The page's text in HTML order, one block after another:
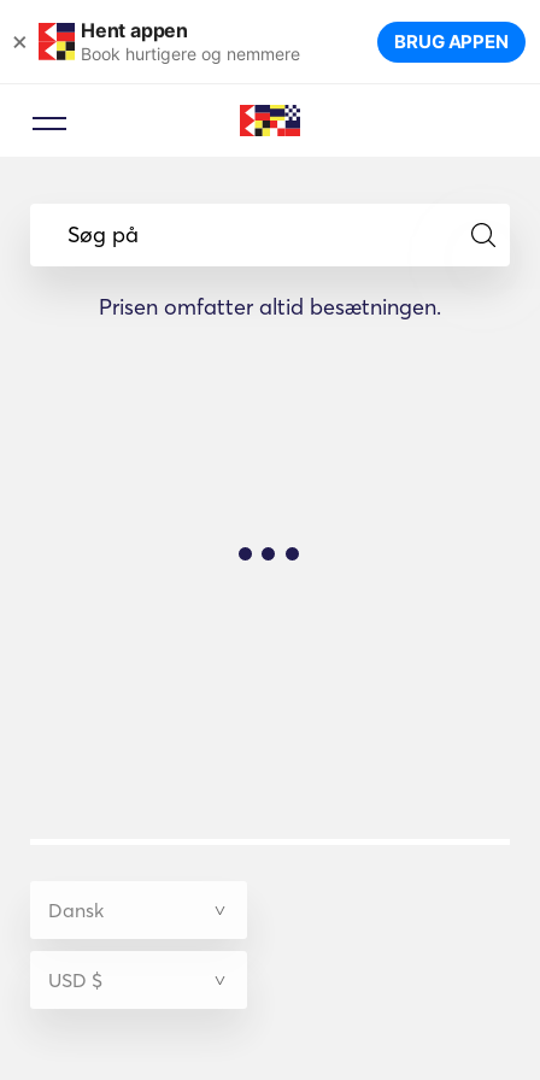
× Hent appen
Book hurtigere og nemmere BRUG APPEN
Søg på
Prisen omfatter altid besætningen.